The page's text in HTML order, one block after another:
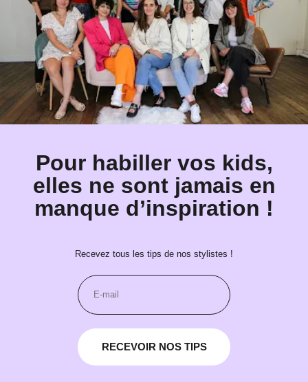
Pour habiller vos kids,
elles ne sont jamais en
manque d’inspiration !
Recevez tous les tips de nos stylistes !
RECEVOIR NOS TIPS